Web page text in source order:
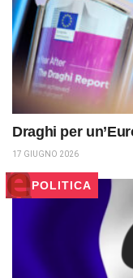
Draghi per
17 GIUGNO 2026
POLITICA